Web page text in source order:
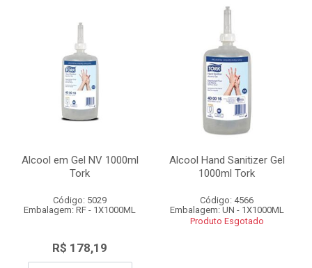
Alcool em Gel NV 1000ml
Tork
Código: 5029
Embalagem: RF - 1X1000ML
R$ 178,19
Alcool Hand Sanitizer Gel
1000ml Tork
Código: 4566
Embalagem: UN - 1X1000ML
Produto Esgotado